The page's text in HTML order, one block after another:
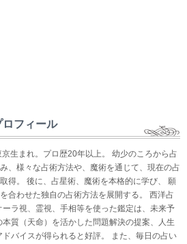
フィール
生まれ。プロ歴20年以上。 幼少のころから占
、様々な占術方法や、魔術を通じて、現在の占
得。 後に、占星術、魔術を本格的に学び、 願
合わせた独自の占術方法を展開する。 西洋占
ラ視、霊視、手相等を使った鑑定は、未来予
質（天命）を活かした問題解決の提案、人生
バイスが得られると好評。 また、毎日の占い